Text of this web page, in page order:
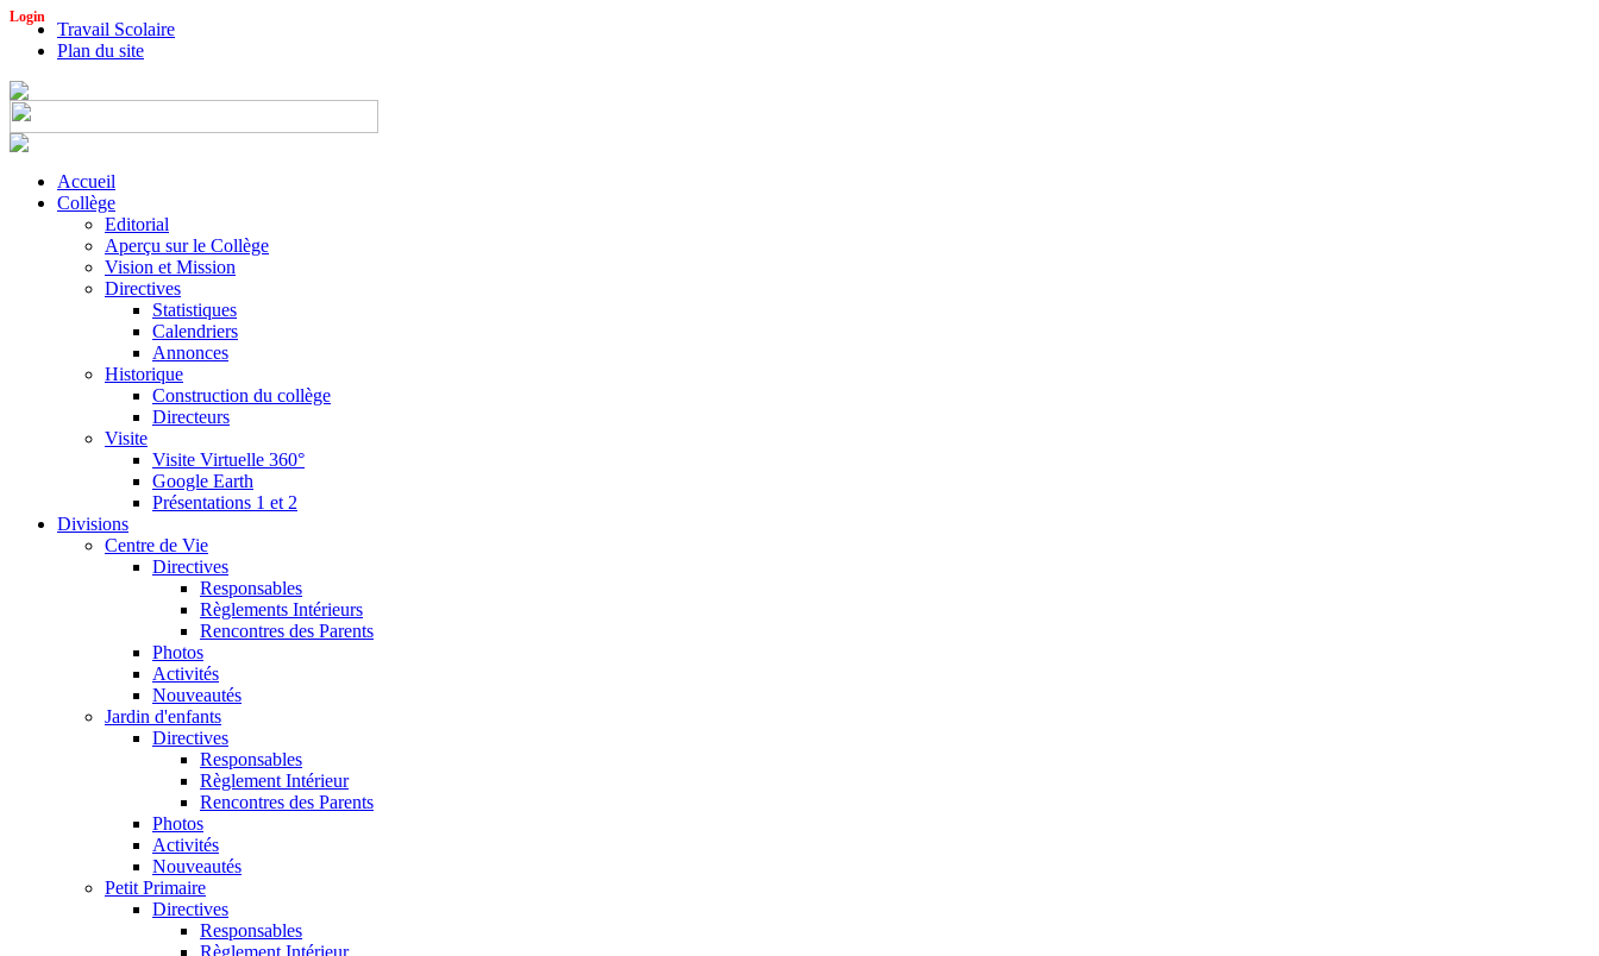
Login
Travail Scolaire
Plan du site
Accueil
Collège
Editorial
Aperçu sur le Collège
Vision et Mission
Directives
Statistiques
Calendriers
Annonces
Historique
Construction du collège
Directeurs
Visite
Visite Virtuelle 360°
Google Earth
Présentations 1 et 2
Divisions
Centre de Vie
Directives
Responsables
Règlements Intérieurs
Rencontres des Parents
Photos
Activités
Nouveautés
Jardin d'enfants
Directives
Responsables
Règlement Intérieur
Rencontres des Parents
Photos
Activités
Nouveautés
Petit Primaire
Directives
Responsables
Règlement Intérieur